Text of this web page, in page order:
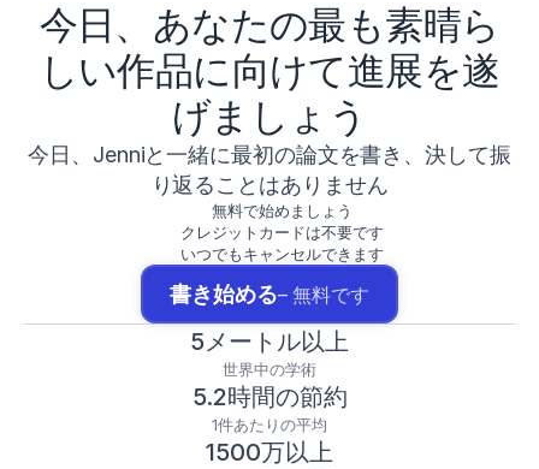
今日、あなたの最も素晴ら
しい作品に向けて進展を遂
げましょう
今日、Jenniと一緒に最初の論文を書き、決して振
り返ることはありません
無料で始めましょう
クレジットカードは不要です
いつでもキャンセルできます
書き始める– 無料です
5メートル以上
世界中の学術
5.2時間の節約
1件あたりの平均
1500万以上